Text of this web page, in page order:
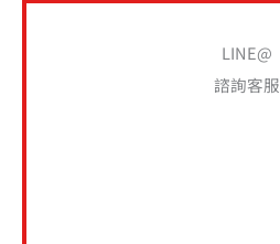
LINE@
諮詢客服